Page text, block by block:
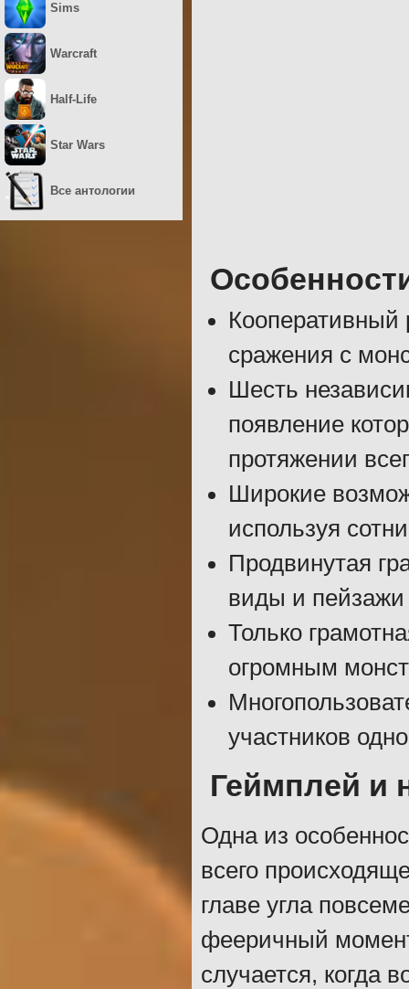
Кооперативный
сражения с
Шесть
появление
протяжении
Широкие
используя
Продвинутая
виды и пейзажи
Только
огромным
участников
Геймплей и
Одна из
всего
главе угла
фееричный
случается, когда
Sims
Warcraft
Half-Life
Star Wars
Все антологии